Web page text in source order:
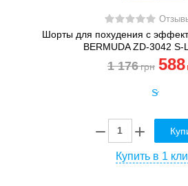
Шорты для похудения с
BERMUDA ZD-3042 S-
1 176грн 588
Купить в 1